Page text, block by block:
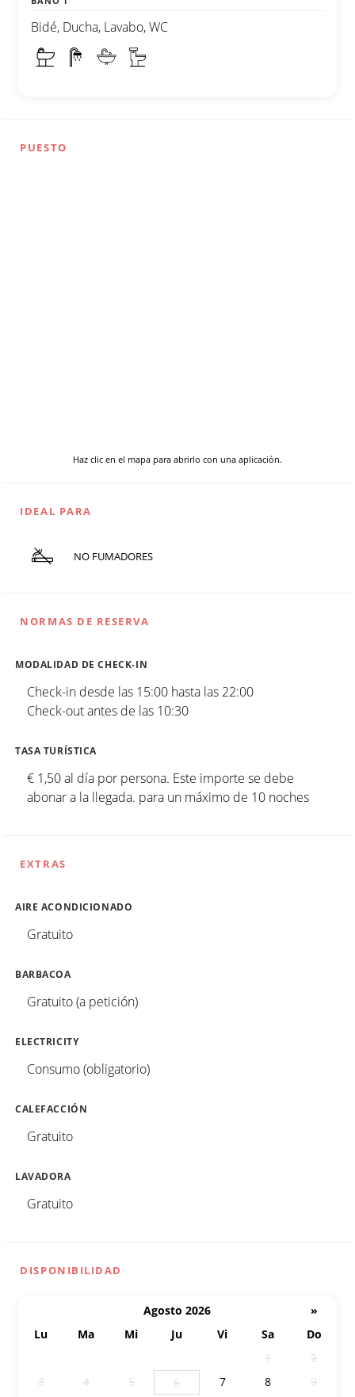
Bidé, Ducha, Lavabo, WC
PUESTO
Haz clic en el mapa para abrirlo con una aplicación.
IDEAL PARA
NO FUMADORES
NORMAS DE RESERVA
MODALIDAD DE CHECK-IN
Check-in desde las 15:00 hasta las 22:00
Check-out antes de las 10:30
TASA TURÍSTICA
€ 1,50 al día por persona. Este importe se debe
abonar a la llegada. para un máximo de 10 noches
EXTRAS
AIRE ACONDICIONADO
Gratuito
BARBACOA
Gratuito (a petición)
ELECTRICITY
Consumo (obligatorio)
CALEFACCIÓN
Gratuito
LAVADORA
Gratuito
DISPONIBILIDAD
Agosto 2026
»
Lu
Ma Mi Ju Vi Sa
Do
1
2
3
4 5 6 7 8
9